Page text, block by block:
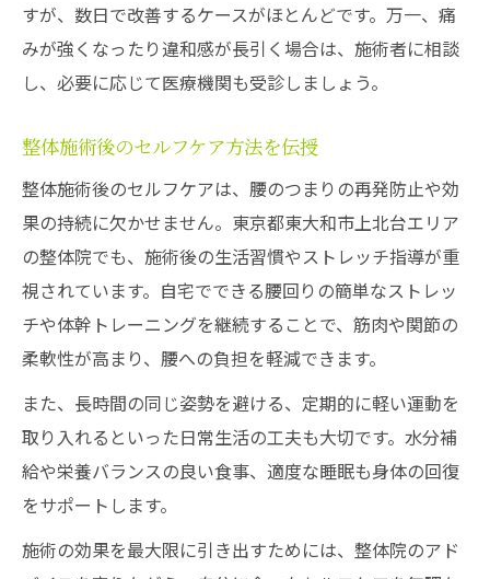
すが、数日で改善するケースがほとんどです。万一、痛
みが強くなったり違和感が長引く場合は、施術者に相談
し、必要に応じて医療機関も受診しましょう。
整体施術後のセルフケア方法を伝授
整体施術後のセルフケアは、腰のつまりの再発防止や効
果の持続に欠かせません。東京都東大和市上北台エリア
の整体院でも、施術後の生活習慣やストレッチ指導が重
視されています。自宅でできる腰回りの簡単なストレッ
チや体幹トレーニングを継続することで、筋肉や関節の
柔軟性が高まり、腰への負担を軽減できます。
また、長時間の同じ姿勢を避ける、定期的に軽い運動を
取り入れるといった日常生活の工夫も大切です。水分補
給や栄養バランスの良い食事、適度な睡眠も身体の回復
をサポートします。
施術の効果を最大限に引き出すためには、整体院のアド